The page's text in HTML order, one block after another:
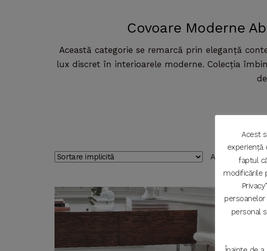
Covoare Moderne
Această categorie se remarcă prin eleganță
lux discret în interioarele moderne. Colecția
Afișez toate
Acest
experiență
faptul
modificările
personal